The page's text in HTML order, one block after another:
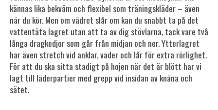
kännas lika bekväm och flexibel som träningskläder – även
när du kör. Men om vädret slår om kan du snabbt ta på det
vattentäta lagret utan att ta av dig stövlarna, tack vare två
långa dragkedjor som går från midjan och ner. Ytterlagret
har även stretch vid anklar, vader och lår för extra rörlighet.
För att du ska sitta stadigt på hojen när det är blött har vi
lagt till läderpartier med grepp vid insidan av knäna och
sätet.